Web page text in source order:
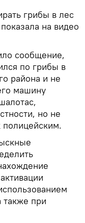
грибы в лес
на видео
сообщение,
по грибы в
района и не
машину
но не
полицейским.
также при